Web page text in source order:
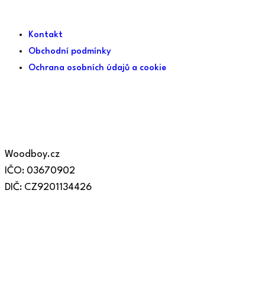
Kontakt
Obchodní podmínky
Ochrana osobních údajů a cookie
Woodboy.cz
IČO: 03670902
DIČ: CZ9201134426